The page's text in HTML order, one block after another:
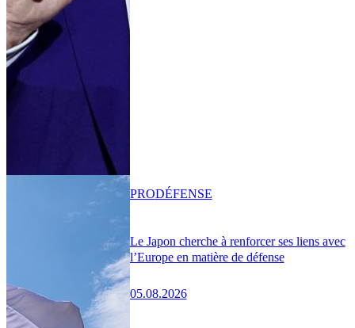
Le Japon cherche à renforcer ses liens avec
l’Europe en matière de défense
05.08.2026
PRODÉFENSE